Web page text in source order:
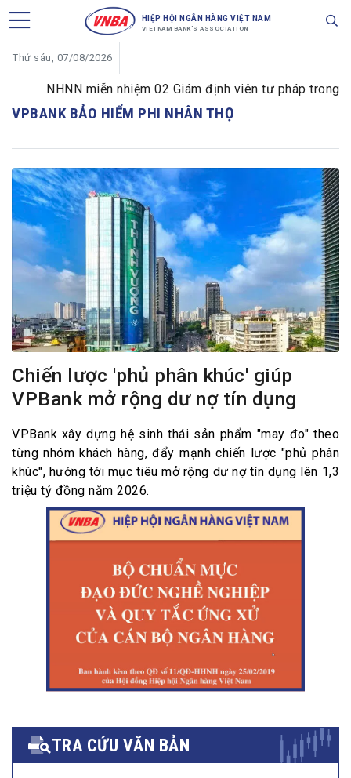
HIỆP HỘI NGÂN HÀNG VIỆT NAM
VIETNAM BANK'S ASSOCIATION
Thứ sáu, 07/08/2026
NHNN miễn nhiệm 02 Giám định viên tư pháp trong
VPBANK BẢO HIỂM PHI NHÂN THỌ
Chiến lược 'phủ phân khúc' giúp
VPBank mở rộng dư nợ tín dụng
VPBank xây dựng hệ sinh thái sản phẩm "may đo" theo
từng nhóm khách hàng, đẩy mạnh chiến lược "phủ phân
khúc", hướng tới mục tiêu mở rộng dư nợ tín dụng lên 1,3
triệu tỷ đồng năm 2026.
TRA CỨU VĂN BẢN